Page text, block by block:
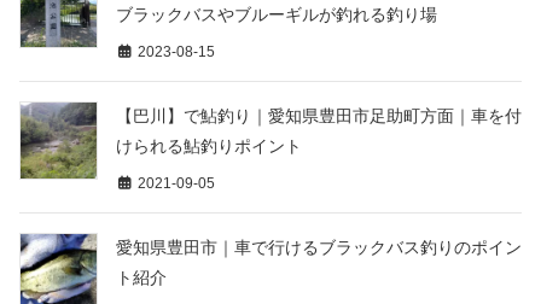
ブラックバスやブルーギルが釣れる釣り場
2023-08-15
【巴川】で鮎釣り｜愛知県豊田市足助町方面｜車を付
けられる鮎釣りポイント
2021-09-05
愛知県豊田市｜車で行けるブラックバス釣りのポイン
ト紹介